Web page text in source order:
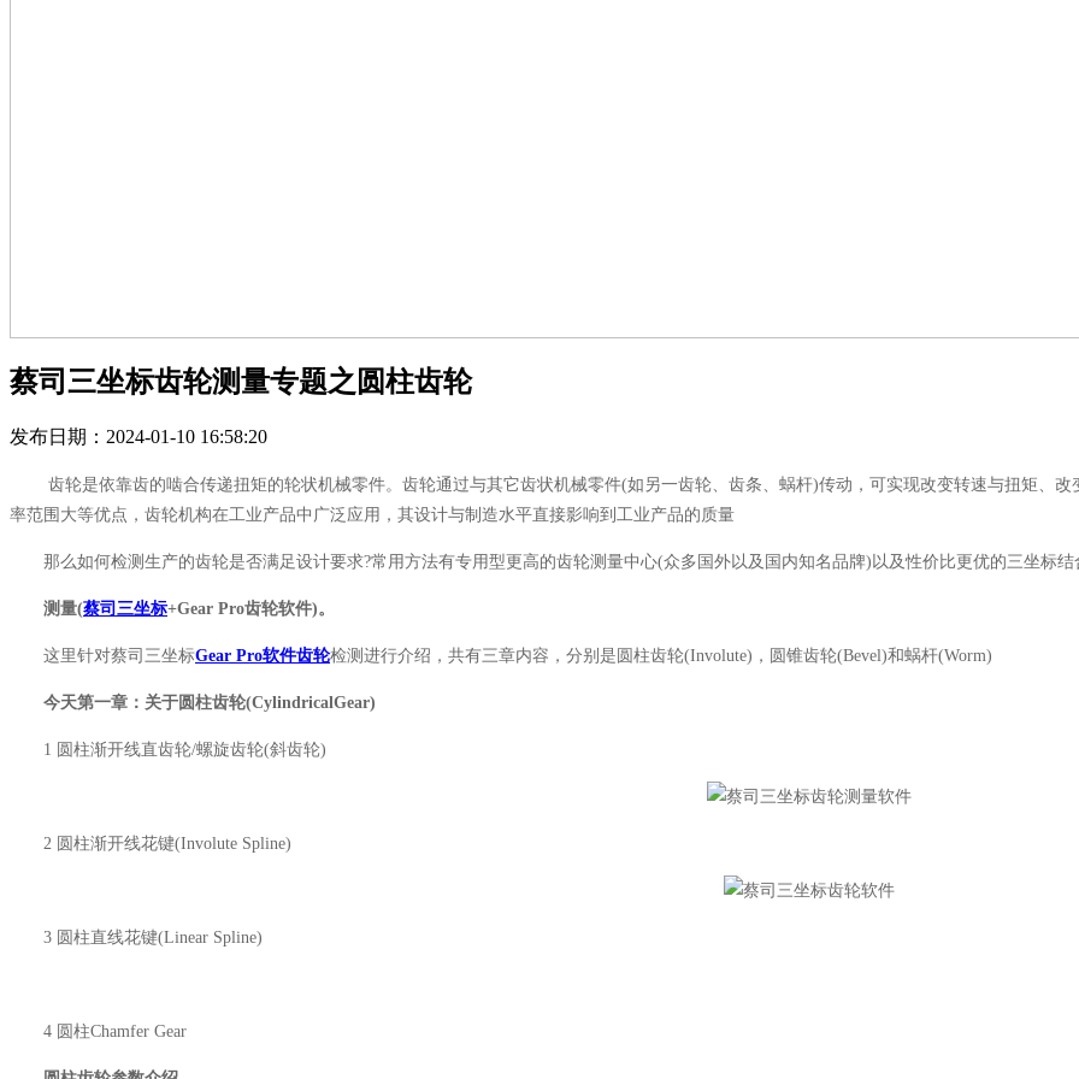
蔡司三坐标齿轮测量专题之圆柱齿轮
发布日期：2024-01-10 16:58:20
齿轮是依靠齿的啮合传递扭矩的轮状机械零件。齿轮通过与其它齿状机械零件(如另一齿轮、齿条、蜗杆)传动，可实现改变转速与扭矩、改
率范围大等优点，齿轮机构在工业产品中广泛应用，其设计与制造水平直接影响到工业产品的质量
那么如何检测生产的齿轮是否满足设计要求?常用方法有专用型更高的齿轮测量中心(众多国外以及国内知名品牌)以及性价比更优的三坐标结
测量(蔡司三坐标+Gear Pro齿轮软件)。
这里针对蔡司三坐标Gear Pro软件齿轮检测进行介绍，共有三章内容，分别是圆柱齿轮(Involute)，圆锥齿轮(Bevel)和蜗杆(Worm)
今天第一章：关于圆柱齿轮(CylindricalGear)
1 圆柱渐开线直齿轮/螺旋齿轮(斜齿轮)
2 圆柱渐开线花键(Involute Spline)
3 圆柱直线花键(Linear Spline)
4 圆柱Chamfer Gear